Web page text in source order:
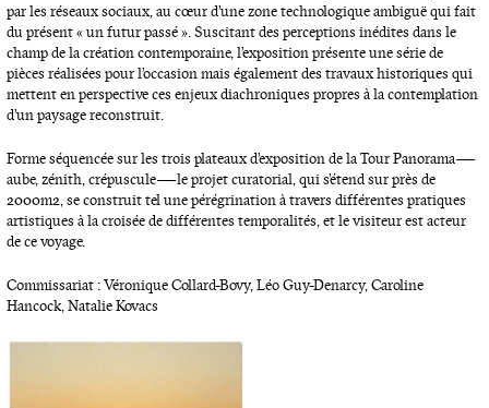
par les réseaux sociaux, au cœur d’une zone technologique ambiguë qui fait
du présent « un futur passé ». Suscitant des perceptions inédites dans le
champ de la création contemporaine, l’exposition présente une série de
pièces réalisées pour l’occasion mais également des travaux historiques qui
mettent en perspective ces enjeux diachroniques propres à la contemplation
d’un paysage reconstruit.
Forme séquencée sur les trois plateaux d’exposition de la Tour Panorama —
aube, zénith, crépuscule — le projet curatorial, qui s’étend sur près de
2000m2, se construit tel une pérégrination à travers différentes pratiques
artistiques à la croisée de différentes temporalités, et le visiteur est acteur
de ce voyage.
Commissariat : Véronique Collard-Bovy, Léo Guy-Denarcy, Caroline
Hancock, Natalie Kovacs